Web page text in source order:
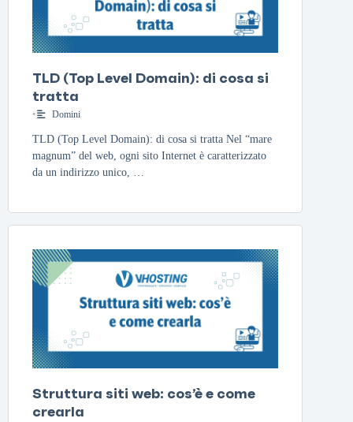
TLD (Top Level Domain): di cosa si
tratta
• Domini
TLD (Top Level Domain): di cosa si tratta Nel “mare
magnum” del web, ogni sito Internet è caratterizzato
da un indirizzo unico, …
Struttura siti web: cos’è e come
crearla